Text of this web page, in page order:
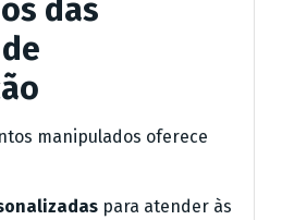
das
manipulados oferece
para atender às